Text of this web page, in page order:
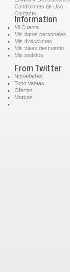
Condiciones de Uso
Contacto
Information
Mi Cuenta
Mis datos personales
Mis direcciones
Mis vales descuento
Mis pedidos
From Twitter
Novedades
Topo Ventas
Ofertas
Marcas